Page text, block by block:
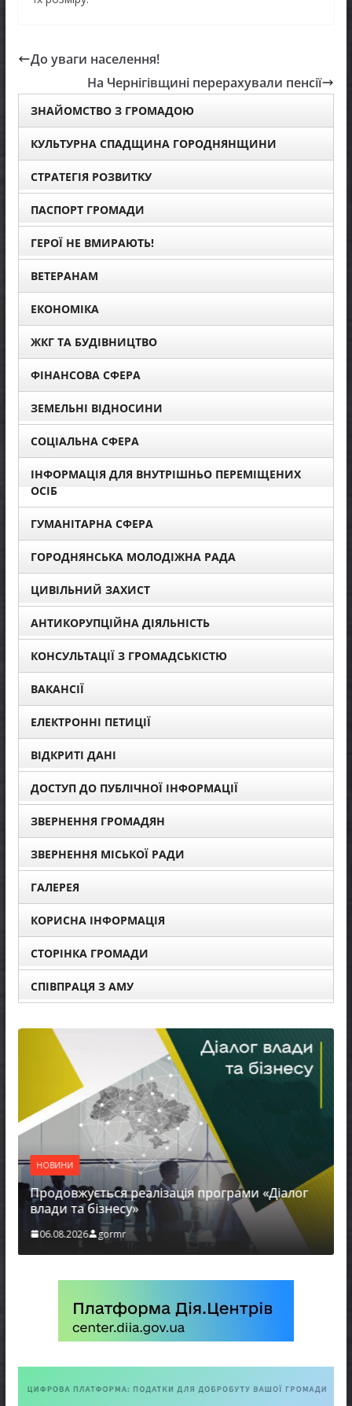
До уваги населення!
На Чернігівщині перерахували пенсії
ЗНАЙОМСТВО З ГРОМАДОЮ
КУЛЬТУРНА СПАДЩИНА ГОРОДНЯНЩИНИ
СТРАТЕГІЯ РОЗВИТКУ
ПАСПОРТ ГРОМАДИ
ГЕРОЇ НЕ ВМИРАЮТЬ!
ВЕТЕРАНАМ
ЕКОНОМІКА
ЖКГ ТА БУДІВНИЦТВО
ФІНАНСОВА СФЕРА
ЗЕМЕЛЬНІ ВІДНОСИНИ
СОЦІАЛЬНА СФЕРА
ІНФОРМАЦІЯ ДЛЯ ВНУТРІШНЬО ПЕРЕМІЩЕНИХ
ОСІБ
ГУМАНІТАРНА СФЕРА
ГОРОДНЯНСЬКА МОЛОДІЖНА РАДА
ЦИВІЛЬНИЙ ЗАХИСТ
АНТИКОРУПЦІЙНА ДІЯЛЬНІСТЬ
КОНСУЛЬТАЦІЇ З ГРОМАДСЬКІСТЮ
ВАКАНСІЇ
ЕЛЕКТРОННІ ПЕТИЦІЇ
ВІДКРИТІ ДАНІ
ДОСТУП ДО ПУБЛІЧНОЇ ІНФОРМАЦІЇ
ЗВЕРНЕННЯ ГРОМАДЯН
ЗВЕРНЕННЯ МІСЬКОЇ РАДИ
ГАЛЕРЕЯ
КОРИСНА ІНФОРМАЦІЯ
СТОРІНКА ГРОМАДИ
СПІВПРАЦЯ З АМУ
НОВИНИ
Продовжується реалізація програми «Діалог
влади та бізнесу»
06.08.2026 gormr